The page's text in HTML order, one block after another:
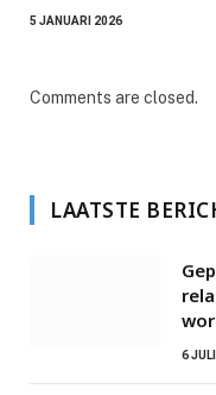
5 JANUARI 2026
Comments are closed.
LAATSTE
6